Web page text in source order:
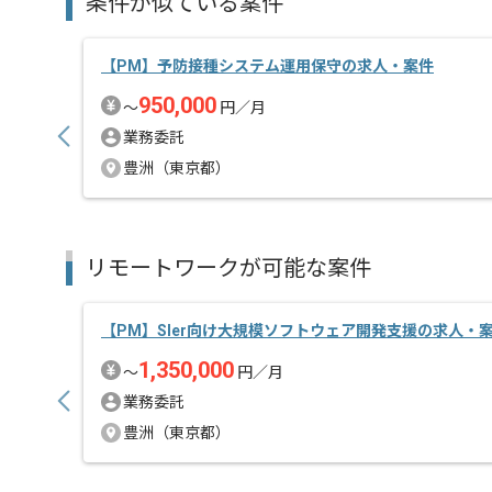
【PM】予防接種システム運用保守の求人・案件
〜950,000 円／月
業務委託
豊洲（東京都）
リモートワークが可能な案件
【PM】Sler向け大規模ソフトウェア開発支援の求人・
〜1,350,000 円／月
業務委託
豊洲（東京都）